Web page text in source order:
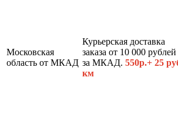
Московская
область от МКАД
Курьерская доставка
заказа от 10 000 рублей
за МКАД. 550р.+ 25
км